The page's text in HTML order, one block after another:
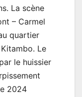
La scène
– Carmel
quartier
Le
le huissier
2024